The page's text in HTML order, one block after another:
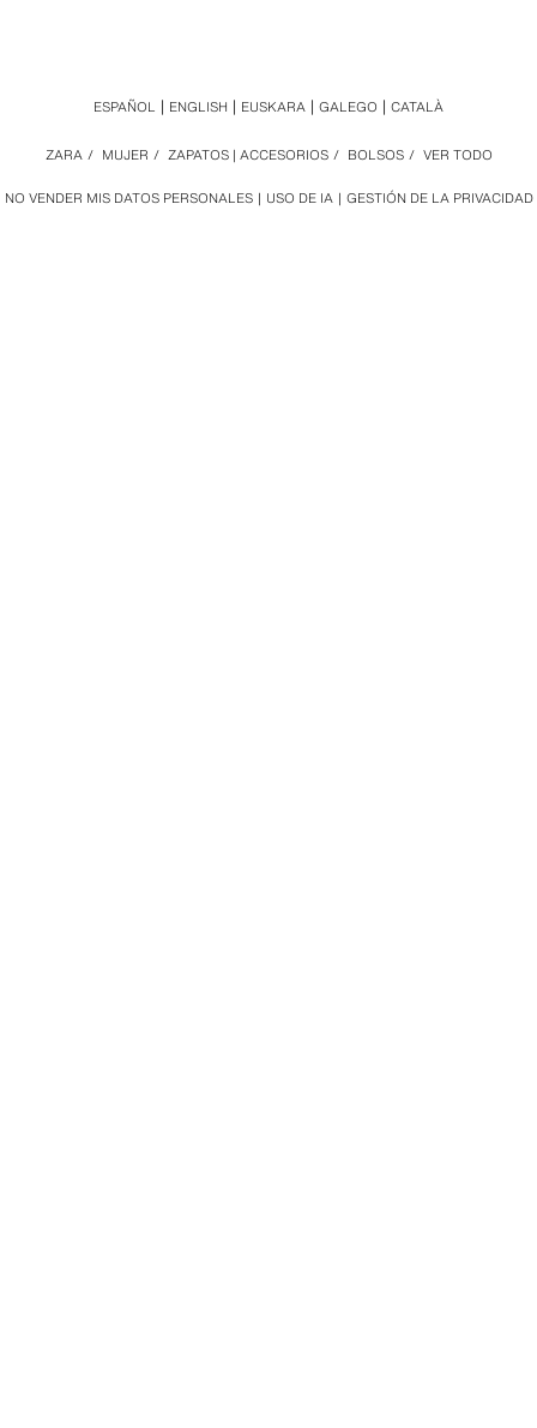
NO VENDER MIS DATOS PERSONALES USO DE IA GESTIÓN DE LA PRIVACIDAD
ZARA / MUJER / ZAPATOS | ACCESORIOS / BOLSOS / VER TODO
ESPAÑOL ENGLISH EUSKARA GALEGO CATALÀ